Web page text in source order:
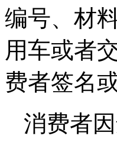
编号、材
用车或者
费者签名
消费者